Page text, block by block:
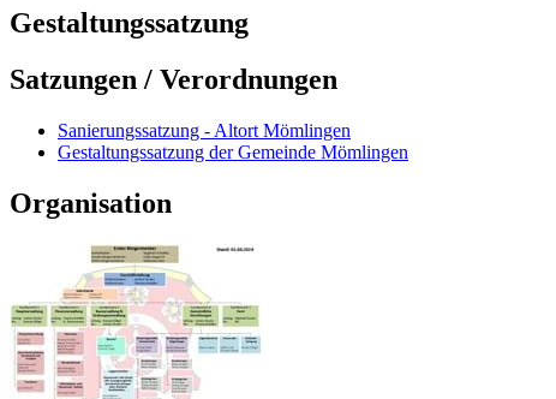
Gestaltungssatzung
Satzungen / Verordnungen
Sanierungssatzung - Altort Mömlingen
Gestaltungssatzung der Gemeinde Mömlingen
Organisation